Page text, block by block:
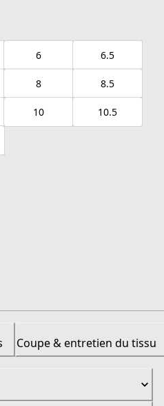
6 6.5
8 8.5
10 10.5
Coupe & entretien du tissu